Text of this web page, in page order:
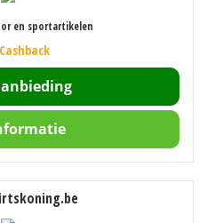
en sportartikelen